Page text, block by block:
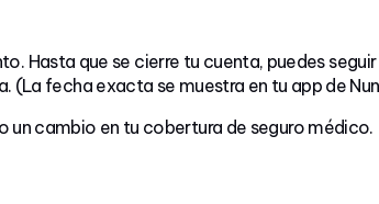
Hasta que se cierre tu cuenta, puedes
(La fecha exacta se muestra en tu app de
un cambio en tu cobertura de seguro médico.